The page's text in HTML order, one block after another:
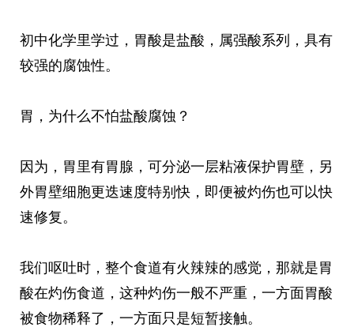
初中化学里学过，胃酸是盐酸，属强酸系列，具有
较强的腐蚀性。
胃，为什么不怕盐酸腐蚀？
因为，胃里有胃腺，可分泌一层粘液保护胃壁，另
外胃壁细胞更迭速度特别快，即便被灼伤也可以快
速修复。
我们呕吐时，整个食道有火辣辣的感觉，那就是胃
酸在灼伤食道，这种灼伤一般不严重，一方面胃酸
被食物稀释了，一方面只是短暂接触。